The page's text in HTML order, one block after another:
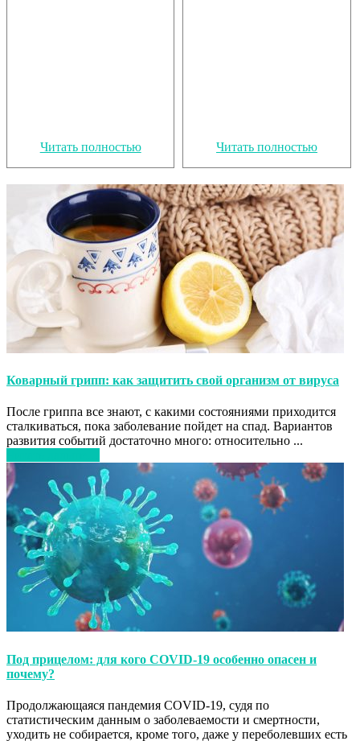
Читать полностью Читать полностью
Коварный грипп: как защитить свой организм от вируса
После гриппа все знают, с какими состояниями приходится
сталкиваться, пока заболевание пойдет на спад. Вариантов
развития событий достаточно много: относительно ...
Под прицелом: для кого COVID-19 особенно опасен и
почему?
Продолжающаяся пандемия COVID-19, судя по
статистическим данным о заболеваемости и смертности,
уходить не собирается, кроме того, даже у переболевших есть